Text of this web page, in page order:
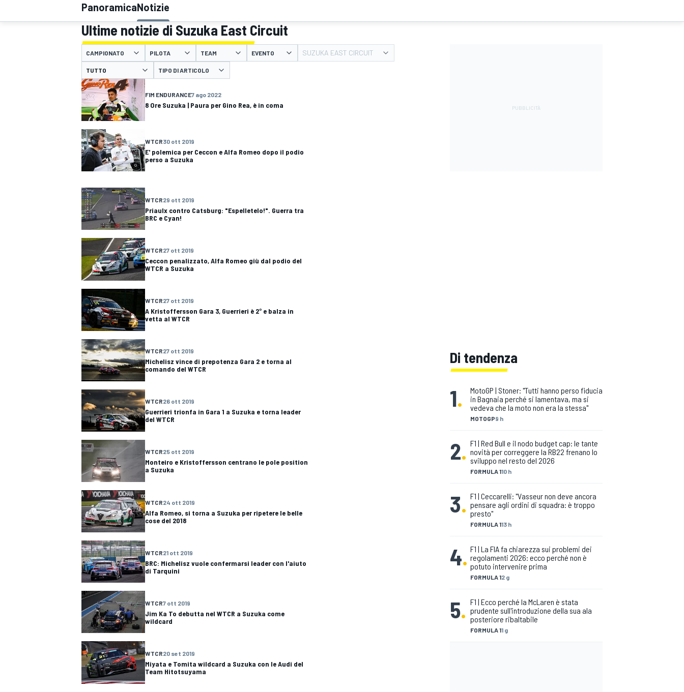
MOTOGP
WRC
MONOPOSTO
PanoramicaNotizie
Ultime notizie di Suzuka East Circuit
CAMPIONATO PILOTA TEAM EVENTO SUZUKA EAST CIRCUIT
TIPO DI ARTICOLO
FIM ENDURANCE7 ago 2022
8 Ore Suzuka | Paura per Gino Rea, è in coma
WTCR30 ott 2019
E' polemica per Ceccon e Alfa Romeo dopo il podio
perso a Suzuka
WTCR29 ott 2019
Priaulx contro Catsburg: "Espelletelo!". Guerra tra
BRC e Cyan!
WTCR27 ott 2019
Ceccon penalizzato, Alfa Romeo giù dal podio del
WTCR a Suzuka
WTCR27 ott 2019
A Kristoffersson Gara 3, Guerrieri è 2° e balza in
vetta al WTCR
WTCR27 ott 2019
Michelisz vince di prepotenza Gara 2 e torna al
comando del WTCR
WTCR26 ott 2019
Guerrieri trionfa in Gara 1 a Suzuka e torna leader
del WTCR
WTCR25 ott 2019
Monteiro e Kristoffersson centrano le pole position
a Suzuka
WTCR24 ott 2019
Alfa Romeo, si torna a Suzuka per ripetere le belle
cose del 2018
WTCR21 ott 2019
BRC: Michelisz vuole confermarsi leader con l'aiuto
di Tarquini
WTCR7 ott 2019
Jim Ka To debutta nel WTCR a Suzuka come
wildcard
WTCR20 set 2019
Miyata e Tomita wildcard a Suzuka con le Audi del
Team Hitotsuyama
Di tendenza
1.
MOTOGP9 h
MotoGP | Stoner: "Tutti hanno perso fiducia
in Bagnaia perché si lamentava, ma si
vedeva che la moto non era la stessa"
2.
FORMULA 110 h
F1 | Red Bull e il nodo budget cap: le tante
novità per correggere la RB22 frenano lo
sviluppo nel resto del 2026
3.
FORMULA 113 h
F1 | Ceccarelli: "Vasseur non deve ancora
pensare agli ordini di squadra: è troppo
presto"
4.
FORMULA 12 g
F1 | La FIA fa chiarezza sui problemi dei
regolamenti 2026: ecco perché non è
potuto intervenire prima
5.
FORMULA 11 g
F1 | Ecco perché la McLaren è stata
prudente sull'introduzione della sua ala
posteriore ribaltabile